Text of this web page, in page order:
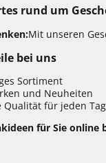
rund um
Mit unseren
bei uns
Sortiment
und Neuheiten
Qualität für jeden Tag
für Sie online